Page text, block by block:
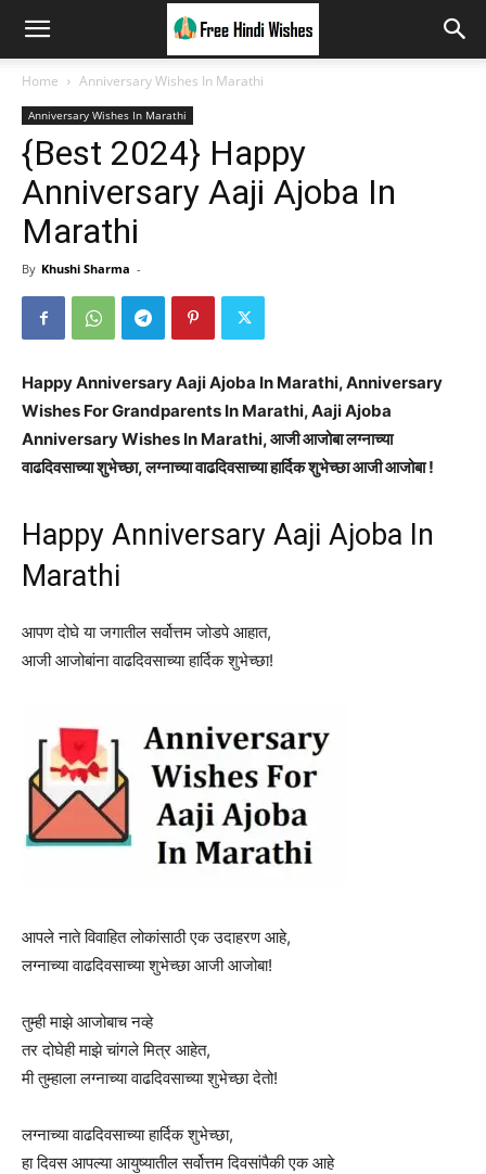
Home Anniversary Wishes In Marathi
Anniversary Wishes In Marathi
{Best 2024} Happy
Anniversary Aaji Ajoba In
Marathi
By Khushi Sharma -
Happy Anniversary Aaji Ajoba In Marathi, Anniversary
Wishes For Grandparents In Marathi, Aaji Ajoba
Anniversary Wishes In Marathi, आजी आजोबा लग्नाच्या
वाढदिवसाच्या शुभेच्छा, लग्नाच्या वाढदिवसाच्या हार्दिक शुभेच्छा आजी आजोबा !
Happy Anniversary Aaji Ajoba In
Marathi
आपण दोघे या जगातील सर्वोत्तम जोडपे आहात,
आजी आजोबांना वाढदिवसाच्या हार्दिक शुभेच्छा!
आपले नाते विवाहित लोकांसाठी एक उदाहरण आहे,
लग्नाच्या वाढदिवसाच्या शुभेच्छा आजी आजोबा!
तुम्ही माझे आजोबाच नव्हे
तर दोघेही माझे चांगले मित्र आहेत,
मी तुम्हाला लग्नाच्या वाढदिवसाच्या शुभेच्छा देतो!
लग्नाच्या वाढदिवसाच्या हार्दिक शुभेच्छा,
हा दिवस आपल्या आयुष्यातील सर्वोत्तम दिवसांपैकी एक आहे